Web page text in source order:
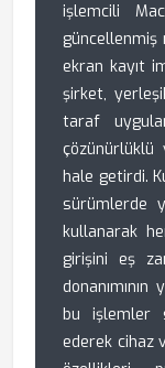
işlemcili
güncellenmiş
ekran kayıt
şirket,
taraf
hale getirdi.
sürümlerde
kullanarak
girişini eş
bu işlemler
ederek cihaz